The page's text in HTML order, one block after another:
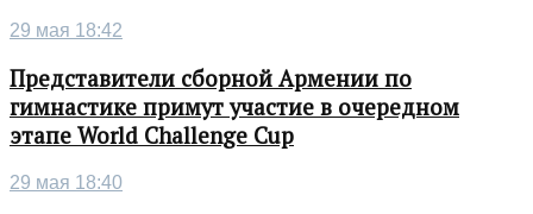
29 мая 18:42
Представители сборной Армении по
гимнастике примут участие в очередном
этапе World Challenge Cup
29 мая 18:40